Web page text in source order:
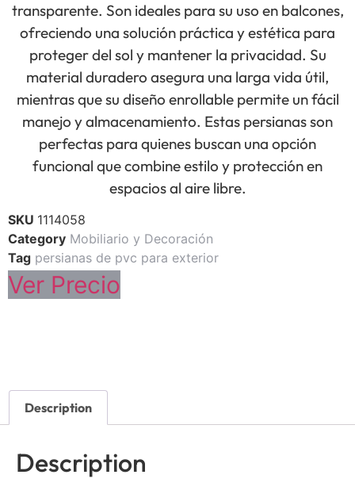
transparente. Son ideales para su uso en balcones,
ofreciendo una solución práctica y estética para
proteger del sol y mantener la privacidad. Su
material duradero asegura una larga vida útil,
mientras que su diseño enrollable permite un fácil
manejo y almacenamiento. Estas persianas son
perfectas para quienes buscan una opción
funcional que combine estilo y protección en
espacios al aire libre.
SKU 1114058
Category Mobiliario y Decoración
Tag persianas de pvc para exterior
Ver Precio
Description
Description